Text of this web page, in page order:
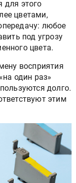
для этого
цветами,
любое
под угрозу
цвета.
восприятия
один раз»
долго.
этим